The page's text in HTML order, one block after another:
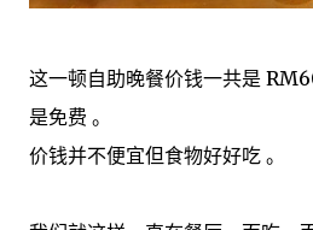
这一顿自助晚餐价钱一共是
是免费 。
价钱并不便宜但食物好好吃 。